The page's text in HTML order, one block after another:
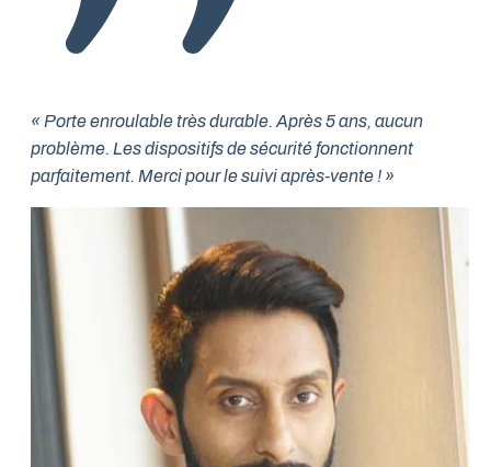
« Porte enroulable très durable. Après 5 ans, aucun
problème. Les dispositifs de sécurité fonctionnent
parfaitement. Merci pour le suivi après-vente ! »